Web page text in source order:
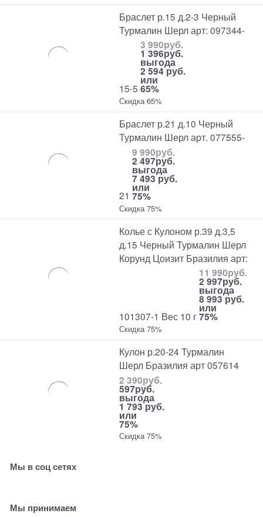
Браслет р.15 д.2-3 Черный
Турмалин Шерл арт: 097344-
15-5
3 990руб.
1 396руб.
выгода
2 594 руб.
или
65%
Скидка 65%
Браслет р.21 д.10 Черный
Турмалин Шерл арт. 077555-
21
9 990руб.
2 497руб.
выгода
7 493 руб.
или
75%
Скидка 75%
Колье с Кулоном р.39 д.3,5
д.15 Черный Турмалин Шерл
Корунд Цоизит Бразилия арт:
101307-1 Вес 10 г
11 990руб.
2 997руб.
выгода
8 993 руб.
или
75%
Скидка 75%
Кулон р.20-24 Турмалин
Шерл Бразилия арт 057614
2 390руб.
597руб.
выгода
1 793 руб.
или
75%
Скидка 75%
Мы в соц сетях
Мы принимаем